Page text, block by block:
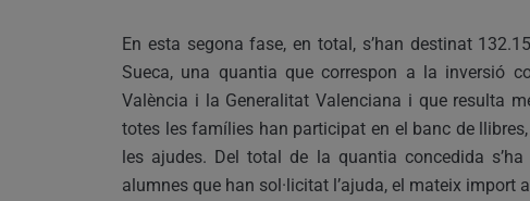
En esta segona fase, en total, s’han destinat
Sueca, una quantia que correspon a la inversió
València i la Generalitat Valenciana i que resulta
totes les famílies han participat en el banc de
les ajudes. Del total de la quantia concedida
alumnes que han sol·licitat l’ajuda, el mateix